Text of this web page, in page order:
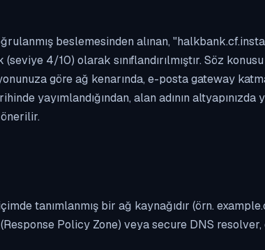
beslemesinden alınan,
4/10) olarak sınıflandırılmıştır. Söz
göre ağ kenarında, e-posta gateway
yayımlandığından, alan adının
tanımlanmış bir ağ kaynağıdır (örn.
Policy Zone) veya secure DNS